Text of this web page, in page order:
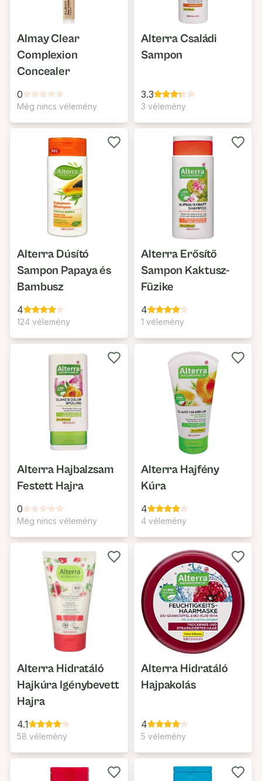
Almay Clear
Complexion
Concealer
0
Még nincs vélemény
Alterra Családi
Sampon
3.3
3 vélemény
Alterra Dúsító
Sampon Papaya és
Bambusz
4
124 vélemény
Alterra Erősítő
Sampon Kaktusz-
Füzike
4
1 vélemény
Alterra Hajbalzsam
Festett Hajra
0
Még nincs vélemény
Alterra Hajfény
Kúra
4
4 vélemény
Alterra Hidratáló
Hajkúra Igénybevett
Hajra
4.1
58 vélemény
Alterra Hidratáló
Hajpakolás
4
5 vélemény